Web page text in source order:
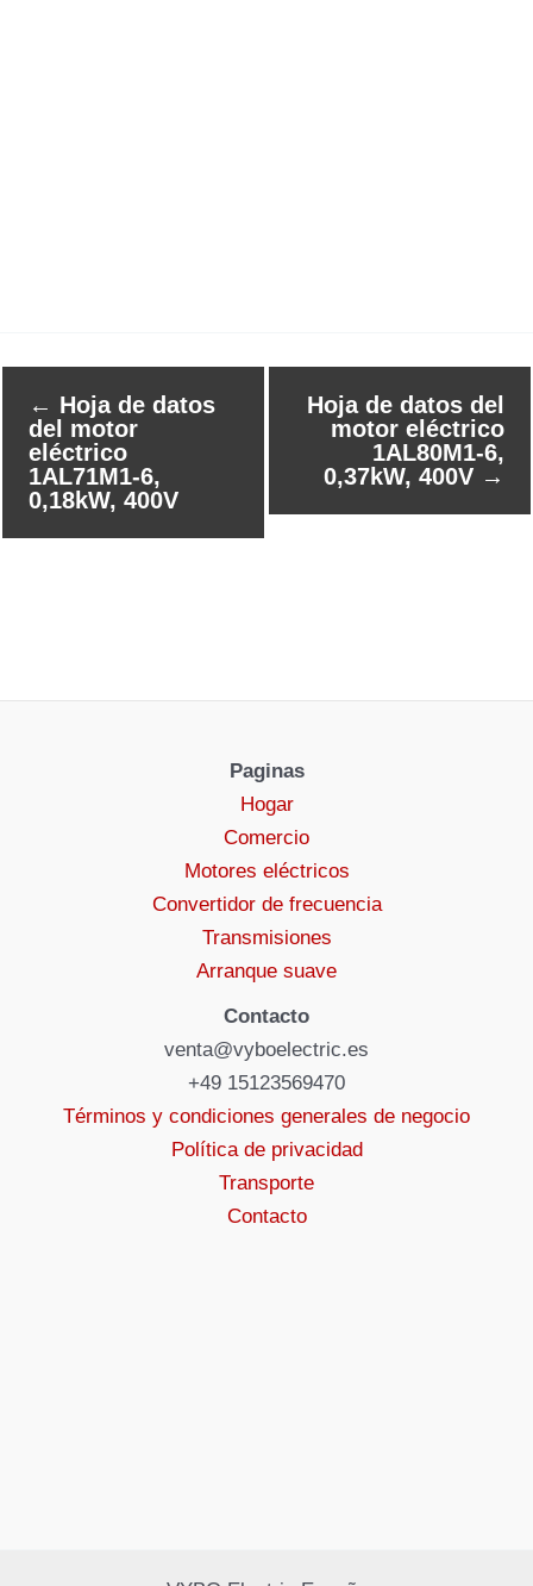
← Hoja de datos
del motor
eléctrico
1AL71M1-6,
0,18kW, 400V
Hoja de datos del
motor eléctrico
1AL80M1-6,
0,37kW, 400V →
Paginas
Hogar
Comercio
Motores eléctricos
Convertidor de frecuencia
Transmisiones
Arranque suave
Contacto
venta@vyboelectric.es
+49 15123569470
Términos y condiciones generales de negocio
Política de privacidad
Transporte
Contacto